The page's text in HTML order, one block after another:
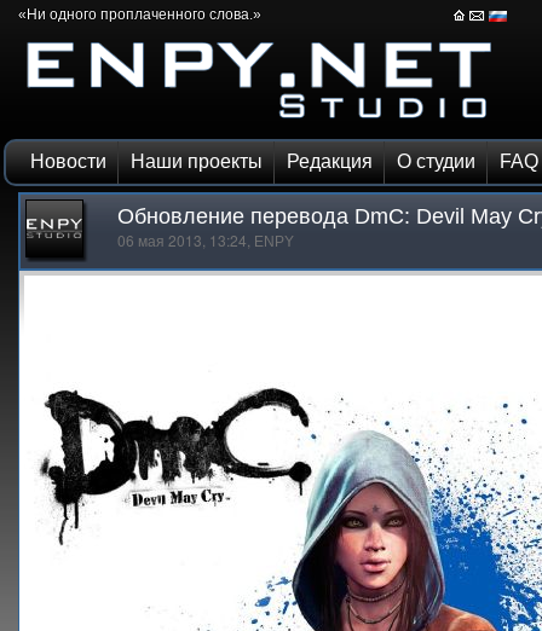
«Ни одного проплаченного слова.»
Новости Наши проекты Редакция О студии FAQ
Обновление перевода DmC: Devil May
06 мая 2013, 13:24, ENPY